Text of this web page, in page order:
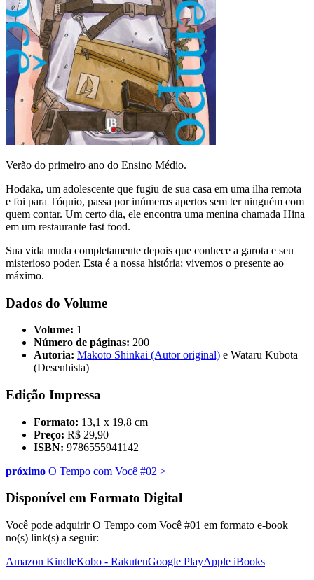
Verão do primeiro ano do Ensino Médio.
Hodaka, um adolescente que fugiu de sua casa em uma ilha remota
e foi para Tóquio, passa por inúmeros apertos sem ter ninguém com
quem contar. Um certo dia, ele encontra uma menina chamada Hina
em um restaurante fast food.
Sua vida muda completamente depois que conhece a garota e seu
misterioso poder. Esta é a nossa história; vivemos o presente ao
máximo.
Dados do Volume
Volume: 1
Número de páginas: 200
Autoria: Makoto Shinkai (Autor original) e Wataru Kubota
(Desenhista)
Edição Impressa
Formato: 13,1 x 19,8 cm
Preço: R$ 29,90
ISBN: 9786555941142
próximo O Tempo com Você #02 >
Disponível em Formato Digital
Você pode adquirir O Tempo com Você #01 em formato e-book
no(s) link(s) a seguir:
Amazon KindleKobo - RakutenGoogle PlayApple iBooks